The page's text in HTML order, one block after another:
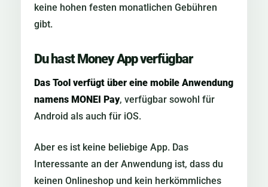
keine hohen festen monatlichen Gebühren
gibt.
Du hast Money App verfügbar
Das Tool verfügt über eine mobile Anwendung
namens MONEI Pay, verfügbar sowohl für
Android als auch für iOS.
Aber es ist keine beliebige App. Das
Interessante an der Anwendung ist, dass du
keinen Onlineshop und kein herkömmliches